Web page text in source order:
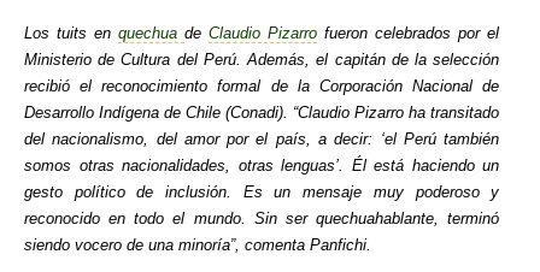
Los tuits enquechuadeClaudio Pizarro fueron celebrados por el
Ministerio de Cultura del Perú. Además, el capitán de la selección
recibió el reconocimiento formal de la Corporación Nacional de
Desarrollo Indígena de Chile (Conadi). “Claudio Pizarro ha transitado
del nacionalismo, del amor por el país, a decir: ‘el Perú también
somos otras nacionalidades, otras lenguas’. Él está haciendo un
gesto político de inclusión. Es un mensaje muy poderoso y
reconocido en todo el mundo. Sin ser quechuahablante, terminó
siendo vocero de una minoría”, comenta Panfichi.